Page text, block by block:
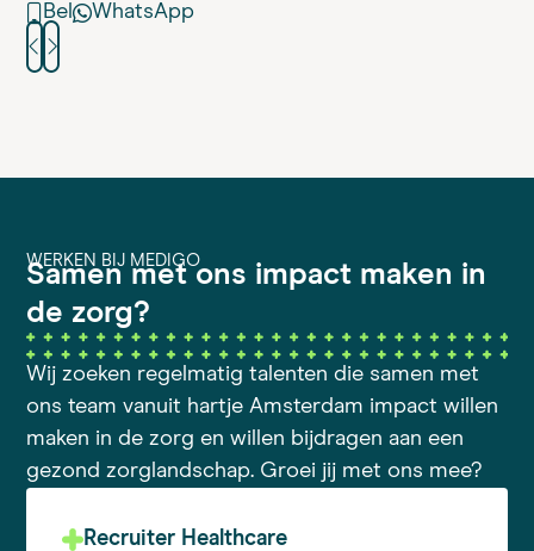
Bel
WhatsApp
WERKEN BIJ MEDIGO
Samen met ons impact maken in
de zorg?
Wij zoeken regelmatig talenten die samen met
ons team vanuit hartje Amsterdam impact willen
maken in de zorg en willen bijdragen aan een
gezond zorglandschap. Groei jij met ons mee?
Recruiter Healthcare